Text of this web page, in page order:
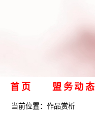
首页 盟务动态
当前位置： 作品赏析